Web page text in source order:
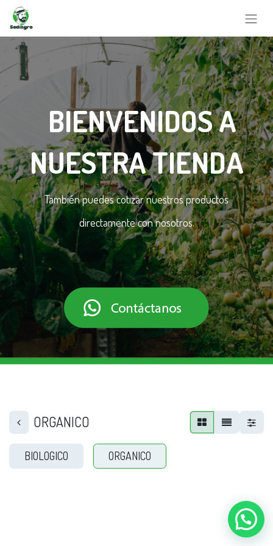
BIENVENIDOS A
NUESTRA TIENDA
También puedes cotizar nuestros productos
directamente con nosotros.
ORGANICO
BIOLOGICO ORGANICO